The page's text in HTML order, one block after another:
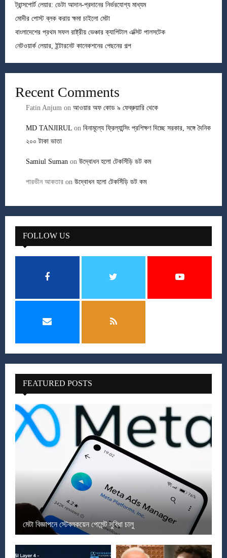
ট্রান্সপোর্ট লেয়ার: ডেটা আদান-প্রদানের নির্ভরযোগ্য মাধ্যম
মোদীর পোস্ট ব্লক করায় ক্ষমা চাইলো মেটা
বাংলাদেশের প্রথম সফল রাষ্ট্রীয় ভেঞ্চার ক্যাপিটাল এক্সিট পালসটেক
নেটওয়ার্ক লেয়ার, ইন্টারনেট কানেকশনের পেছনের গল্প
Recent Comments
Fatin Anjum on আওয়ার অফ কোড ৯ ফেব্রুয়ারি থেকে
MD TANJIRUL on বিনামূল্যে ফ্রিল্যান্সিং প্রশিক্ষণ দিচ্ছে সরকার, সঙ্গে দৈনিক
২০০ টাকা ভাতা
Samiul Suman on উদ্বোধন হলো টেকসিঁড়ি ডট কম
পারভীন আকতার on উদ্বোধন হলো টেকসিঁড়ি ডট কম
FOLLOW US
FEATURED POSTS
মেটা বিজ্ঞাপনে স্টেবলকয়েন পেমেন্ট সুবিধা চালু